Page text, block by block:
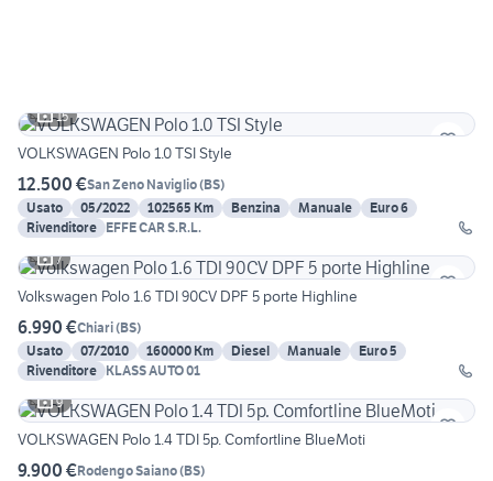
15
VOLKSWAGEN Polo 1.0 TSI Style
12.500 €San Zeno Naviglio(BS)
Usato
05/2022 102565 Km Benzina Manuale
Euro 6
Rivenditore EFFE CAR S.R.L.
7
Volkswagen Polo 1.6 TDI 90CV DPF 5 porte Highline
6.990 €Chiari(BS)
Usato
07/2010 160000 Km Diesel Manuale
Euro 5
Rivenditore KLASS AUTO 01
9
VOLKSWAGEN Polo 1.4 TDI 5p. Comfortline BlueMoti
9.900 €Rodengo Saiano(BS)